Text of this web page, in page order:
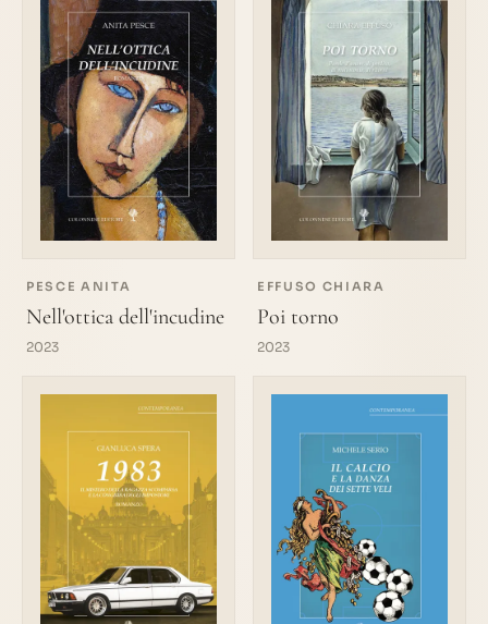
PESCE ANITA
Nell'ottica dell'incudine
2023
EFFUSO CHIARA
Poi torno
2023